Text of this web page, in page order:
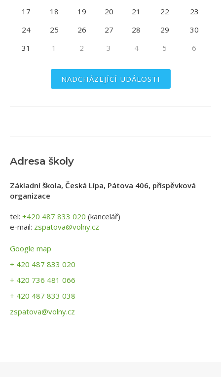
17
18 19 20 21 22
23
24
25 26 27 28 29
30
31
1 2 3 4 5 6
NADCHÁZEJÍCÍ UDÁLOSTI
Adresa školy
Základní škola, Česká Lípa, Pátova 406, příspěvková
organizace
tel: +420 487 833 020 (kancelář)
e-mail: zspatova@volny.cz
Google map
+ 420 487 833 020
+ 420 736 481 066
+ 420 487 833 038
zspatova@volny.cz